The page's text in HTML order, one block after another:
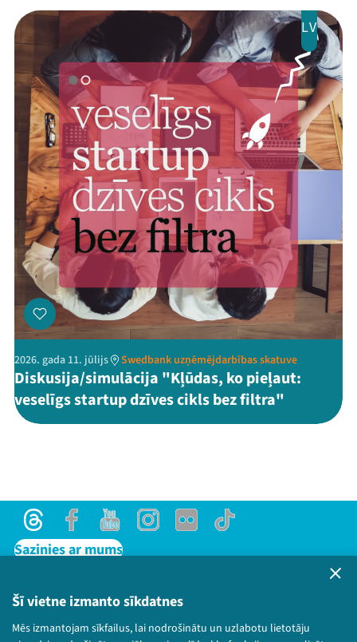
Šī vietne izmanto sīkdatnes
Mēs izmantojam sīkfailus, lai nodrošinātu un uzlabotu lietotāju
LV
2026. gada 11. jūlijs Swedbank uzņēmējdarbības skatuve
Diskusija/simulācija "Kļūdas, ko pieļaut:
veselīgs startup dzīves cikls bez filtra"
ThreadsFacebookYoutubeInstagram
Flick TikTok
Sazinies ar mums
Lietošanas noteikumi un sīkdatņu politika
Bērnu aizsardzības politika